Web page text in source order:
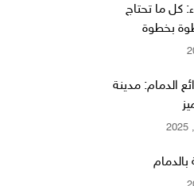
كل ما تحتاج
بخطوة
الدمام: مدينة